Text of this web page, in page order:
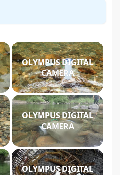
OLYMPUS DIGITAL
CAMERA
OLYMPUS DIGITAL
CAMERA
OLYMPUS DIGITAL